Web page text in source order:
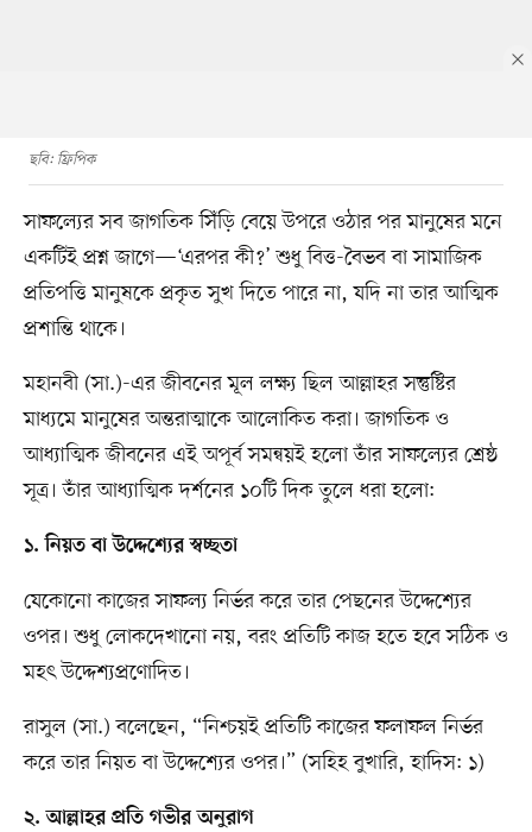
ছবি: ফ্রিপিক
সাফল্যের সব জাগতিক সিঁড়ি বেয়ে উপরে ওঠার পর মানুষের মনে
একটিই প্রশ্ন জাগে—‘এরপর কী?’ শুধু বিত্ত-বৈভব বা সামাজিক
প্রতিপত্তি মানুষকে প্রকৃত সুখ দিতে পারে না, যদি না তার আত্মিক
প্রশান্তি থাকে।
মহানবী (সা.)-এর জীবনের মূল লক্ষ্য ছিল আল্লাহর সন্তুষ্টির
মাধ্যমে মানুষের অন্তরাত্মাকে আলোকিত করা। জাগতিক ও
আধ্যাত্মিক জীবনের এই অপূর্ব সমন্বয়ই হলো তাঁর সাফল্যের শ্রেষ্ঠ
সূত্র। তাঁর আধ্যাত্মিক দর্শনের ১০টি দিক তুলে ধরা হলো:
১. নিয়ত বা উদ্দেশ্যের স্বচ্ছতা
যেকোনো কাজের সাফল্য নির্ভর করে তার পেছনের উদ্দেশ্যের
ওপর। শুধু লোকদেখানো নয়, বরং প্রতিটি কাজ হতে হবে সঠিক ও
মহৎ উদ্দেশ্যপ্রণোদিত।
রাসুল (সা.) বলেছেন, “নিশ্চয়ই প্রতিটি কাজের ফলাফল নির্ভর
করে তার নিয়ত বা উদ্দেশ্যের ওপর।” (সহিহ বুখারি, হাদিস: ১)
২. আল্লাহর প্রতি গভীর অনুরাগ